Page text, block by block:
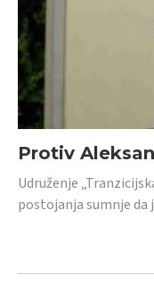
Protiv
Udruženje
postojanja sumnje da